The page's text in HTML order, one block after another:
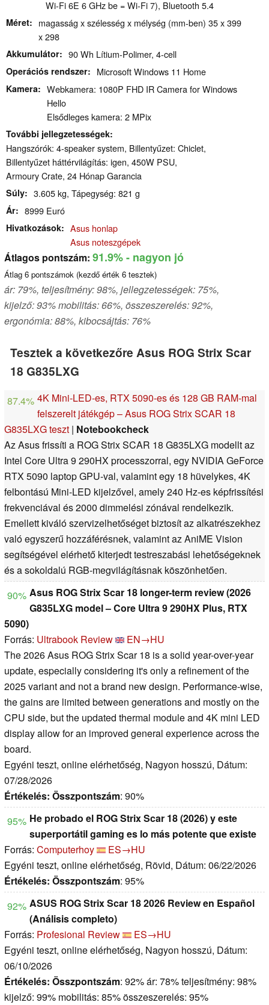
Wi-Fi 6E 6 GHz be = Wi-Fi 7), Bluetooth 5.4
Méret
magasság x szélesség x mélység (mm-ben) 35 x 399
x 298
Akkumulátor 90 Wh Lítium-Polimer, 4-cell
Operációs rendszer Microsoft Windows 11 Home
Kamera
Webkamera: 1080P FHD IR Camera for Windows
Hello
Elsődleges kamera: 2 MPix
További jellegzetességek
Hangszórók: 4-speaker system, Billentyűzet: Chiclet,
Billentyűzet háttérvilágítás: igen, 450W PSU,
Armoury Crate, 24 Hónap Garancia
Súly 3.605 kg, Tápegység: 821 g
Ár 8999 Euró
Hivatkozások
Asus honlap
Asus noteszgépek
Átlagos pontszám: 91.9%- nagyon jó
Átlag 6 pontszámok (kezdő érték 6 tesztek)
ár: 79%, teljesítmény: 98%, jellegzetességek: 75%,
kijelző: 93% mobilitás: 66%, összeszerelés: 92%,
ergonómia: 88%, kibocsájtás: 76%
Tesztek a következőre Asus ROG Strix Scar
18 G835LXG
87.4% 4K Mini-LED-es, RTX 5090-es és 128 GB RAM-mal
felszerelt játékgép – Asus ROG Strix SCAR 18
G835LXG teszt | Notebookcheck
Az Asus frissíti a ROG Strix SCAR 18 G835LXG modellt az
Intel Core Ultra 9 290HX processzorral, egy NVIDIA GeForce
RTX 5090 laptop GPU-val, valamint egy 18 hüvelykes, 4K
felbontású Mini-LED kijelzővel, amely 240 Hz-es képfrissítési
frekvenciával és 2000 dimmelési zónával rendelkezik.
Emellett kiváló szervizelhetőséget biztosít az alkatrészekhez
való egyszerű hozzáférésnek, valamint az AniME Vision
segítségével elérhető kiterjedt testreszabási lehetőségeknek
és a sokoldalú RGB-megvilágításnak köszönhetően.
90% Asus ROG Strix Scar 18 longer-term review (2026
G835LXG model – Core Ultra 9 290HX Plus, RTX
5090)
Forrás: Ultrabook Review
EN→HU
The 2026 Asus ROG Strix Scar 18 is a solid year-over-year
update, especially considering it's only a refinement of the
2025 variant and not a brand new design. Performance-wise,
the gains are limited between generations and mostly on the
CPU side, but the updated thermal module and 4K mini LED
display allow for an improved general experience across the
board.
Egyéni teszt, online elérhetőség, Nagyon hosszú, Dátum:
07/28/2026
Értékelés: Összpontszám: 90%
95% He probado el ROG Strix Scar 18 (2026) y este
superportátil gaming es lo más potente que existe
Forrás: Computerhoy
ES→HU
Egyéni teszt, online elérhetőség, Rövid, Dátum: 06/22/2026
Értékelés: Összpontszám: 95%
92% ASUS ROG Strix Scar 18 2026 Review en Español
(Análisis completo)
Forrás: Profesional Review
ES→HU
Egyéni teszt, online elérhetőség, Nagyon hosszú, Dátum:
06/10/2026
Értékelés: Összpontszám: 92% ár: 78% teljesítmény: 98%
kijelző: 99% mobilitás: 85% összeszerelés: 95%